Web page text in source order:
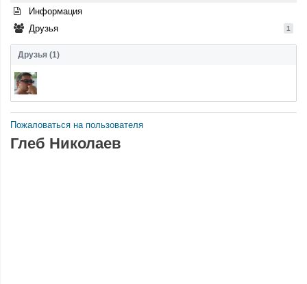
Информация
Друзья
1
Друзья (1)
Пожаловаться на пользователя
Глеб Николаев